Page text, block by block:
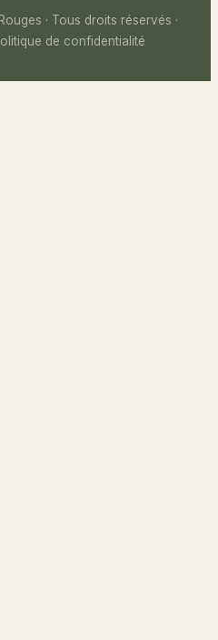
· Tous droits réservés ·
de confidentialité